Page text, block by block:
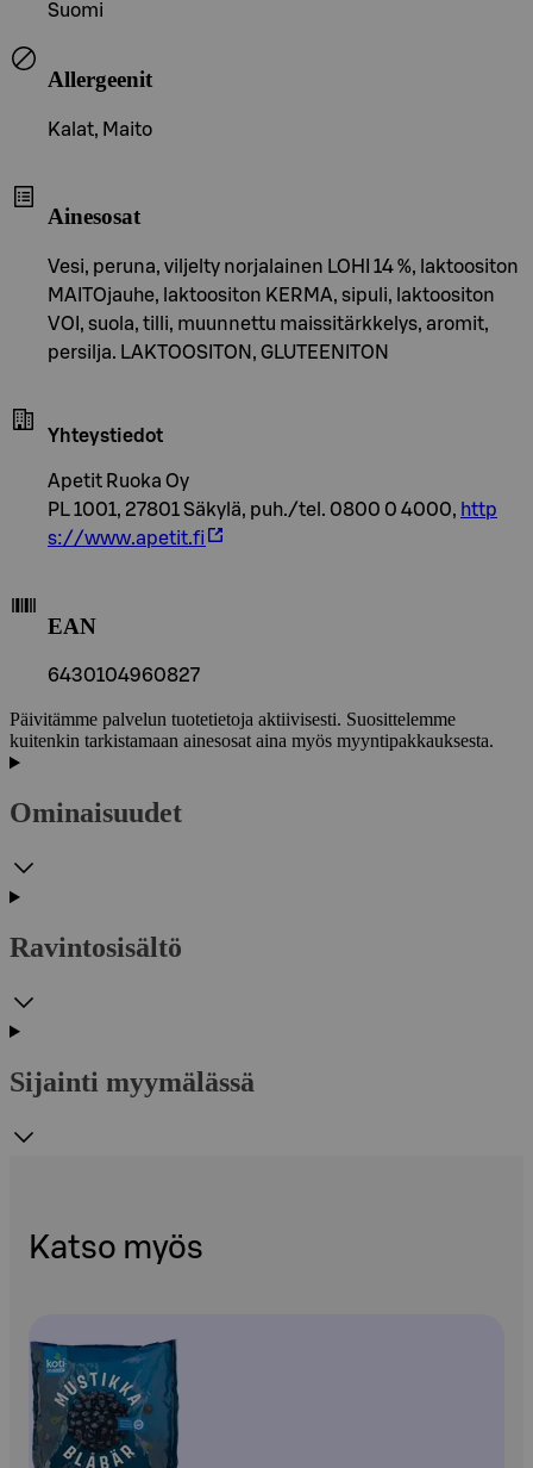
Suomi
Allergeenit
Kalat, Maito
Ainesosat
Vesi, peruna, viljelty norjalainen LOHI 14 %, laktoositon
MAITOjauhe, laktoositon KERMA, sipuli, laktoositon
VOI, suola, tilli, muunnettu maissitärkkelys, aromit,
persilja. LAKTOOSITON, GLUTEENITON
Yhteystiedot
Apetit Ruoka Oy
PL 1001, 27801 Säkylä, puh./tel. 0800 0 4000, http
s://www.apetit.fi
EAN
6430104960827
Päivitämme palvelun tuotetietoja aktiivisesti. Suosittelemme
kuitenkin tarkistamaan ainesosat aina myös myyntipakkauksesta.
Ominaisuudet
Ravintosisältö
Sijainti myymälässä
Katso myös